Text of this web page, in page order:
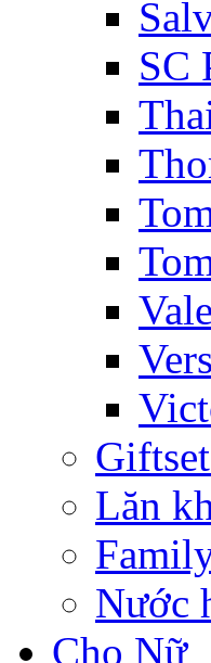
SC
Lăn
Nước
Cho Nữ